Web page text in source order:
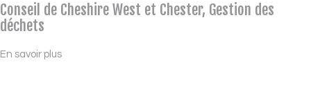
Conseil de Cheshire West et Chester, Gestion des
déchets
En savoir plus